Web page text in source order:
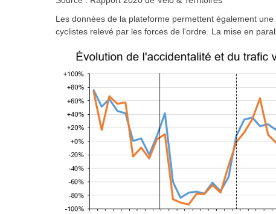
Les données de la plateforme permettent également
cyclistes relevé par les forces de l'ordre. La mise en